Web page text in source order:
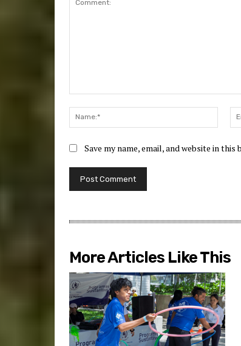
Save my name, email, and website in
More Articles Like This